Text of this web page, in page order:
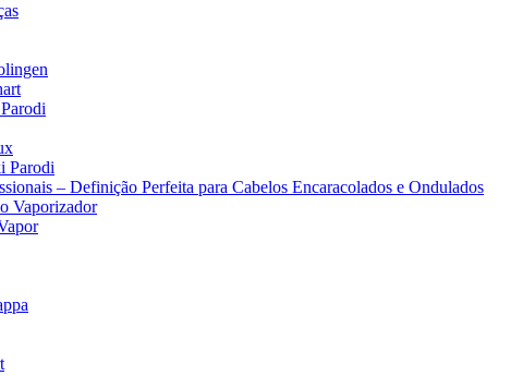
Parodi
– Definição Perfeita para Cabelos Encaracolados e Ondulados
Vaporizador